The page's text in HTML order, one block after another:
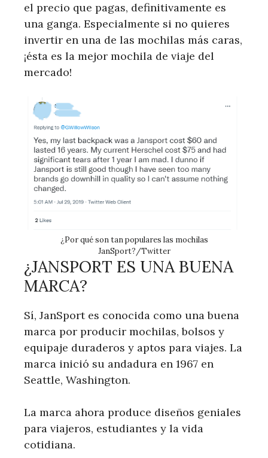
el precio que pagas, definitivamente es
una ganga. Especialmente si no quieres
invertir en una de las mochilas más caras,
¡ésta es la mejor mochila de viaje del
mercado!
¿Por qué son tan populares las mochilas
JanSport?/Twitter
¿JANSPORT ES UNA BUENA
MARCA?
Sí, JanSport es conocida como una buena
marca por producir mochilas, bolsos y
equipaje duraderos y aptos para viajes. La
marca inició su andadura en 1967 en
Seattle, Washington.
La marca ahora produce diseños geniales
para viajeros, estudiantes y la vida
cotidiana.